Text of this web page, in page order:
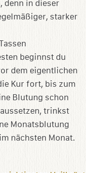
denn in dieser
starker
beginnst du
dem eigentlichen
Kur fort, bis zum
Blutung schon
trinkst
Monatsblutung
nächsten Monat.